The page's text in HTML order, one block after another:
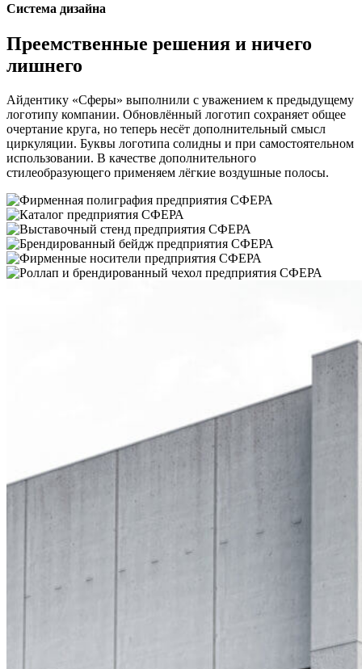
Система дизайна
Преемственные решения и ничего
лишнего
Айдентику «Сферы» выполнили с уважением к предыдущему
логотипу компании. Обновлённый логотип сохраняет общее
очертание круга, но теперь несёт дополнительный смысл
циркуляции. Буквы логотипа солидны и при самостоятельном
использовании. В качестве дополнительного
стилеобразующего применяем лёгкие воздушные полосы.